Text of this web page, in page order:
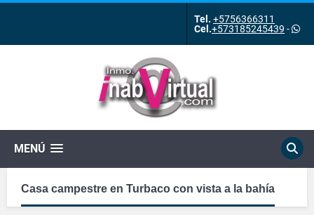
Tel. +5756366311
Cel.+573185245439 -
MENÚ
Casa campestre en Turbaco con vista a la bahía